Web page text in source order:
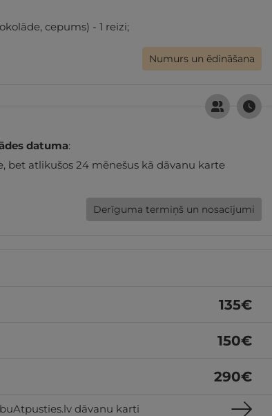
cepums) - 1 reizi;
Numurs un ēdināšana
datuma:
bet atlikušos 24 mēnešus kā dāvanu karte
Derīguma termiņš un nosacījumi
135€
150€
290€
dāvanu karti